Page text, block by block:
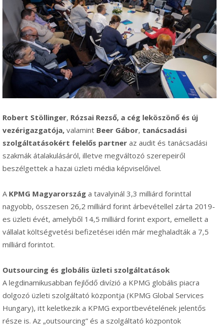
Robert Stöllinger, Rózsai Rezső, a cég leköszönő és új
vezérigazgatója, valamint Beer Gábor, tanácsadási
szolgáltatásokért felelős partner az audit és tanácsadási
szakmák átalakulásáról, illetve megváltozó szerepeiről
beszélgettek a hazai üzleti média képviselőivel.
A KPMG Magyarország a tavalyinál 3,3 milliárd forinttal
nagyobb, összesen 26,2 milliárd forint árbevétellel zárta 2019-
es üzleti évét, amelyből 14,5 milliárd forint export, emellett a
vállalat költségvetési befizetései idén már meghaladták a 7,5
milliárd forintot.
Outsourcing és globális üzleti szolgáltatások
A legdinamikusabban fejlődő divízió a KPMG globális piacra
dolgozó üzleti szolgáltató központja (KPMG Global Services
Hungary), itt keletkezik a KPMG exportbevételének jelentős
része is. Az „outsourcing” és a szolgáltató központok